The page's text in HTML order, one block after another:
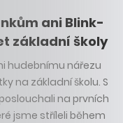
ani Blink-
základní školy
hudebnímu nářezu
na základní školu. S
na prvních
jsme stříleli během